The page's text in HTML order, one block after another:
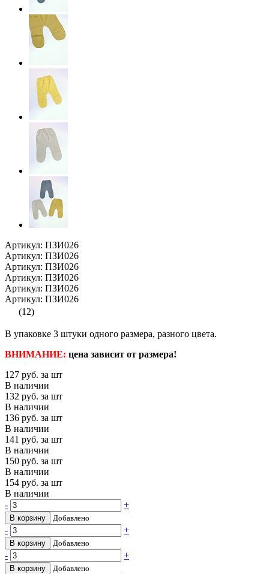
Артикул: ПЗИ026
Артикул: ПЗИ026
Артикул: ПЗИ026
Артикул: ПЗИ026
Артикул: ПЗИ026
Артикул: ПЗИ026
(12)
В упаковке 3 штуки одного размера, разного цвета.
ВНИМАНИЕ: цена зависит от размера!
127 руб. за шт
В наличии
132 руб. за шт
В наличии
136 руб. за шт
В наличии
141 руб. за шт
В наличии
150 руб. за шт
В наличии
154 руб. за шт
В наличии
-
+
В корзину Добавлено
- +
В корзину Добавлено
- +
В корзину Добавлено